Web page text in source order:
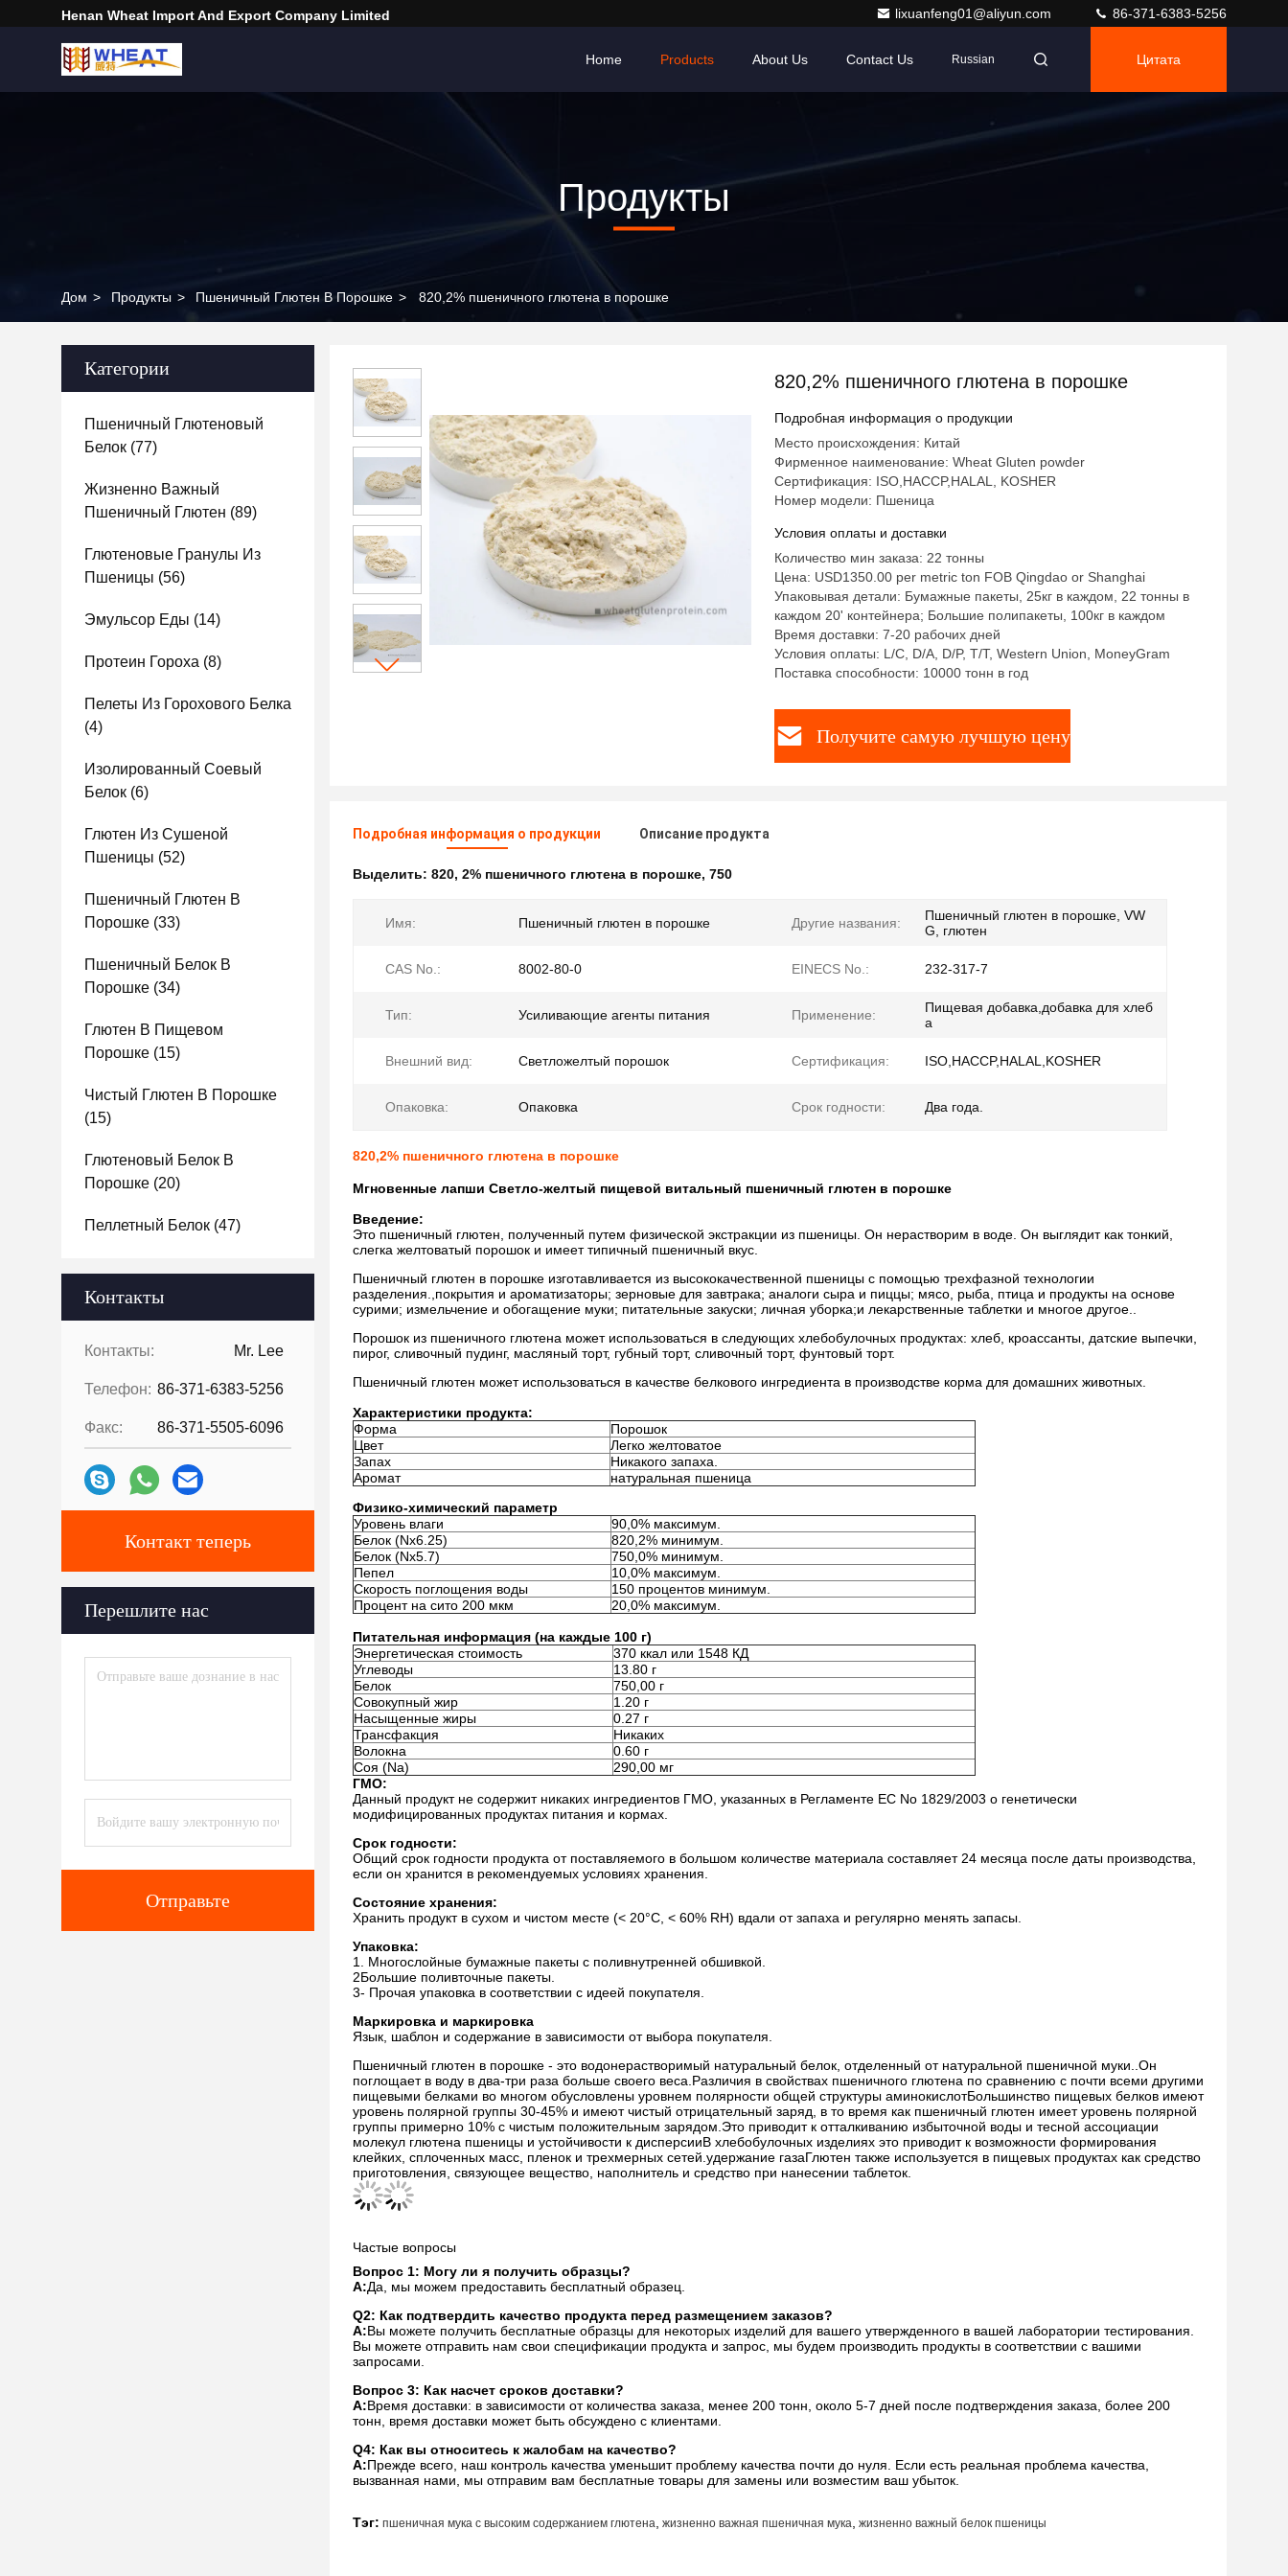
Henan Wheat Import And Export Company Limited lixuanfeng01@aliyun.com 86-371-6383-5256
Home Products About Us Contact Us Russian Цитата
Продукты
Дом > Продукты > Пшеничный Глютен В Порошке > 820,2% пшеничного глютена в порошке
Категории
Пшеничный Глютеновый
Белок (77)
Жизненно Важный
Пшеничный Глютен (89)
Глютеновые Гранулы Из
Пшеницы (56)
Эмульсор Еды (14)
Протеин Гороха (8)
Пелеты Из Горохового Белка
(4)
Изолированный Соевый
Белок (6)
Глютен Из Сушеной
Пшеницы (52)
Пшеничный Глютен В
Порошке (33)
Пшеничный Белок В
Порошке (34)
Глютен В Пищевом
Порошке (15)
Чистый Глютен В Порошке
(15)
Глютеновый Белок В
Порошке (20)
Пеллетный Белок (47)
Контакты
Контакты: Mr. Lee
Телефон: 86-371-6383-5256
Факс: 86-371-5505-6096
Контакт теперь
Перешлите нас
Отправьте
820,2% пшеничного глютена в порошке
Подробная информация о продукции
Место происхождения: Китай
Фирменное наименование: Wheat Gluten powder
Сертификация: ISO,HACCP,HALAL, KOSHER
Номер модели: Пшеница
Условия оплаты и доставки
Количество мин заказа: 22 тонны
Цена: USD1350.00 per metric ton FOB Qingdao or Shanghai
Упаковывая детали: Бумажные пакеты, 25кг в каждом, 22 тонны в
каждом 20' контейнера; Большие полипакеты, 100кг в каждом
Время доставки: 7-20 рабочих дней
Условия оплаты: L/C, D/A, D/P, T/T, Western Union, MoneyGram
Поставка способности: 10000 тонн в год
Получите самую лучшую цену
Подробная информация о продукции Описание продукта
Выделить: 820, 2% пшеничного глютена в порошке, 750
Имя: Пшеничный глютен в порошке Другие названия:
Пшеничный глютен в порошке, VW
G, глютен
CAS No.: 8002-80-0 EINECS No.: 232-317-7
Тип: Усиливающие агенты питания Применение:
Пищевая добавка,добавка для хлеб
а
Внешний вид: Светложелтый порошок Сертификация: ISO,HACCP,HALAL,KOSHER
Опаковка: Опаковка Срок годности: Два года.
820,2% пшеничного глютена в порошке
Мгновенные лапши Светло-желтый пищевой витальный пшеничный глютен в порошке
Введение:
Это пшеничный глютен, полученный путем физической экстракции из пшеницы. Он нерастворим в воде. Он выглядит как тонкий,
слегка желтоватый порошок и имеет типичный пшеничный вкус.
Пшеничный глютен в порошке изготавливается из высококачественной пшеницы с помощью трехфазной технологии
разделения.,покрытия и ароматизаторы; зерновые для завтрака; аналоги сыра и пиццы; мясо, рыба, птица и продукты на основе
сурими; измельчение и обогащение муки; питательные закуски; личная уборка;и лекарственные таблетки и многое другое..
Порошок из пшеничного глютена может использоваться в следующих хлебобулочных продуктах: хлеб, кроассанты, датские выпечки,
пирог, сливочный пудинг, масляный торт, губный торт, сливочный торт, фунтовый торт.
Пшеничный глютен может использоваться в качестве белкового ингредиента в производстве корма для домашних животных.
Характеристики продукта:
Форма
Порошок
Цвет
Легко желтоватое
Запах
Никакого запаха.
Аромат
натуральная пшеница
Физико-химический параметр
Уровень влаги
90,0% максимум.
Белок (Nx6.25)
820,2% минимум.
Белок (Nx5.7)
750,0% минимум.
Пепел
10,0% максимум.
Скорость поглощения воды
150 процентов минимум.
Процент на сито 200 мкм
20,0% максимум.
Питательная информация (на каждые 100 г)
Энергетическая стоимость
370 ккал или 1548 КД
Углеводы
13.80 г
Белок
750,00 г
Совокупный жир
1.20 г
Насыщенные жиры
0.27 г
Трансфакция
Никаких
Волокна
0.60 г
Соя (Na)
290,00 мг
ГМО:
Данный продукт не содержит никаких ингредиентов ГМО, указанных в Регламенте ЕС No 1829/2003 о генетически
модифицированных продуктах питания и кормах.
Срок годности:
Общий срок годности продукта от поставляемого в большом количестве материала составляет 24 месяца после даты производства,
если он хранится в рекомендуемых условиях хранения.
Состояние хранения:
Хранить продукт в сухом и чистом месте (< 20°C, < 60% RH) вдали от запаха и регулярно менять запасы.
Упаковка:
1. Многослойные бумажные пакеты с поливнутренней обшивкой.
2Большие поливточные пакеты.
3- Прочая упаковка в соответствии с идеей покупателя.
Маркировка и маркировка
Язык, шаблон и содержание в зависимости от выбора покупателя.
Пшеничный глютен в порошке - это водонерастворимый натуральный белок, отделенный от натуральной пшеничной муки..Он
поглощает в воду в два-три раза больше своего веса.Различия в свойствах пшеничного глютена по сравнению с почти всеми другими
пищевыми белками во многом обусловлены уровнем полярности общей структуры аминокислотБольшинство пищевых белков имеют
уровень полярной группы 30-45% и имеют чистый отрицательный заряд, в то время как пшеничный глютен имеет уровень полярной
группы примерно 10% с чистым положительным зарядом.Это приводит к отталкиванию избыточной воды и тесной ассоциации
молекул глютена пшеницы и устойчивости к дисперсииВ хлебобулочных изделиях это приводит к возможности формирования
клейких, сплоченных масс, пленок и трехмерных сетей.удержание газаГлютен также используется в пищевых продуктах как средство
приготовления, связующее вещество, наполнитель и средство при нанесении таблеток.
Частые вопросы
Вопрос 1: Могу ли я получить образцы?
А:Да, мы можем предоставить бесплатный образец.
Q2: Как подтвердить качество продукта перед размещением заказов?
А:Вы можете получить бесплатные образцы для некоторых изделий для вашего утвержденного в вашей лаборатории тестирования.
Вы можете отправить нам свои спецификации продукта и запрос, мы будем производить продукты в соответствии с вашими
запросами.
Вопрос 3: Как насчет сроков доставки?
А:Время доставки: в зависимости от количества заказа, менее 200 тонн, около 5-7 дней после подтверждения заказа, более 200
тонн, время доставки может быть обсуждено с клиентами.
Q4: Как вы относитесь к жалобам на качество?
А:Прежде всего, наш контроль качества уменьшит проблему качества почти до нуля. Если есть реальная проблема качества,
вызванная нами, мы отправим вам бесплатные товары для замены или возместим ваш убыток.
Тэг: пшеничная мука с высоким содержанием глютена жизненно важная пшеничная мука жизненно важный белок пшеницы